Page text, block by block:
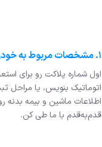
۱. مشخصات مربوط به خودرو
اول شماره پلاکت رو برای
اتوماتیک بنویس، یا مراحل
اطلاعات ماشین و بیمه بدنه
قدم‌به‌قدم با ما طی کن.